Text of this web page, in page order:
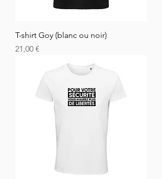
T-shirt Goy (blanc ou noir)
Hinta
21,00 €